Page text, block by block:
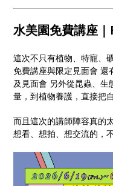
水美園免費講座
這次不只有植物、特寵、
免費講座與限定見面會 還
及見面會 另外從昆蟲、
量，到植物養護，直接把
而且這次的講師陣容真的
想看、想拍、想交流的，